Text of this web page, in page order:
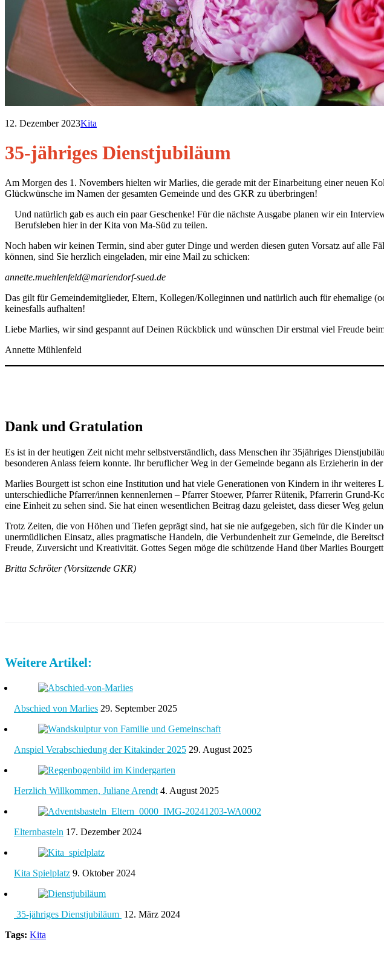
12. Dezember 2023Kita
35-jähriges Dienstjubiläum
Am Morgen des 1. Novembers hielten wir Marlies, die gerade mit der Einarbeitung einer neuen
Glückwünsche im Namen der gesamten Gemeinde und des GKR zu überbringen!
Und natürlich gab es auch ein paar Geschenke! Für die nächste Ausgabe planen wir ein
Berufsleben hier in der Kita von Ma-Süd zu teilen.
Noch haben wir keinen Termin, sind aber guter Dinge und werden diesen guten Vorsatz auf alle
können, sind Sie herzlich eingeladen, mir eine Mail zu schicken:
annette.muehlenfeld@mariendorf-sued.de
Das gilt für Gemeindemitglieder, Eltern, Kollegen/Kolleginnen und natürlich auch für ehemalige
keinesfalls aufhalten!
Liebe Marlies, wir sind gespannt auf Deinen Rückblick und wünschen Dir erstmal viel Freude
Annette Mühlenfeld
Dank und Gratulation
Es ist in der heutigen Zeit nicht mehr selbstverständlich, dass Menschen ihr 35jähriges
besonderen Anlass feiern konnte. Ihr beruflicher Weg in der Gemeinde begann als Erzieherin in
Marlies Bourgett ist schon eine Institution und hat viele Generationen von Kindern in ihr weiteres
unterschiedliche Pfarrer/innen kennenlernen – Pfarrer Stoewer, Pfarrer Rütenik, Pfarrerin Grund-
eine Einheit zu sehen sind. Sie hat einen wesentlichen Beitrag dazu geleistet, dass dieser Weg
Trotz Zeiten, die von Höhen und Tiefen geprägt sind, hat sie nie aufgegeben, sich für die Kinder
unermüdlichen Einsatz, alles pragmatische Handeln, die Verbundenheit zur Gemeinde, die
Freude, Zuversicht und Kreativität. Gottes Segen möge die schützende Hand über Marlies
Britta Schröter (Vorsitzende GKR)
Weitere Artikel:
Abschied von Marlies 29. September 2025
Anspiel Verabschiedung der Kitakinder 2025 29. August 2025
Herzlich Willkommen, Juliane Arendt 4. August 2025
Elternbasteln 17. Dezember 2024
Kita Spielplatz 9. Oktober 2024
35-jähriges Dienstjubiläum 12. März 2024
Tags: Kita